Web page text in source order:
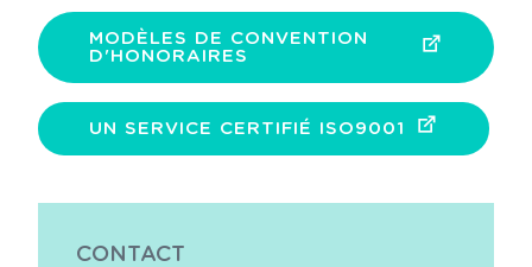
MODÈLES DE CONVENTION
D'HONORAIRES
UN SERVICE CERTIFIÉ ISO9001
CONTACT